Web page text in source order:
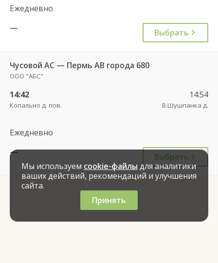
Ежедневно
—
Выбрать
Чусовой АС — Пермь АВ города 680
ООО "АБС"
14:42
Копально д. пов.
14:54
В.Шушпанка д.
Ежедневно
—
Выбрать
Мы используем cookie-файлы для аналитики
ваших действий, рекомендаций и улучшения
сайта.
Принять